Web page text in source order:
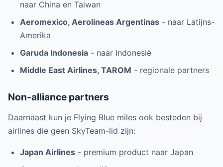
naar China en Taiwan
Aeromexico, Aerolineas Argentinas - naar Latijns-
Amerika
Garuda Indonesia - naar Indonesië
Middle East Airlines, TAROM - regionale partners
Non-alliance partners
Daarnaast kun je Flying Blue miles ook besteden bij
airlines die geen SkyTeam-lid zijn:
Japan Airlines - premium product naar Japan